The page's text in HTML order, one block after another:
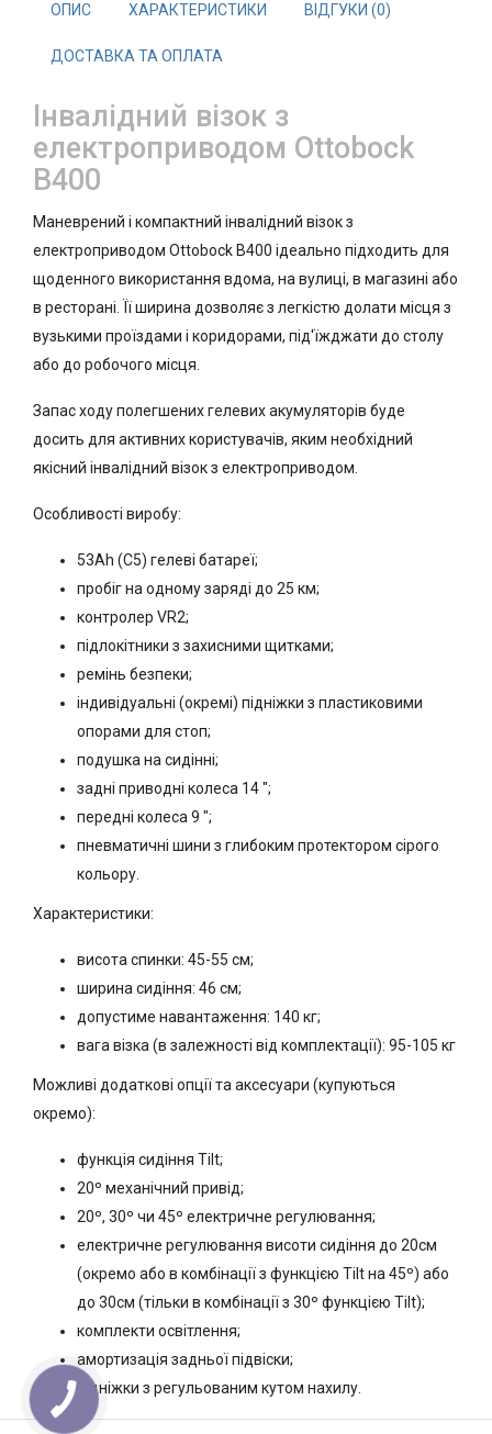
ОПИС ХАРАКТЕРИСТИКИ ВІДГУКИ (0)
ДОСТАВКА ТА ОПЛАТА
Інвалідний візок з
електроприводом Ottobock
B400
Маневрений і компактний інвалідний візок з
електроприводом Ottobock B400 ідеально підходить для
щоденного використання вдома, на вулиці, в магазині або
в ресторані. Її ширина дозволяє з легкістю долати місця з
вузькими проїздами і коридорами, під'їжджати до столу
або до робочого місця.
Запас ходу полегшених гелевих акумуляторів буде
досить для активних користувачів, яким необхідний
якісний інвалідний візок з електроприводом.
Особливості виробу:
53Ah (C5) гелеві батареї;
пробіг на одному заряді до 25 км;
контролер VR2;
підлокітники з захисними щитками;
ремінь безпеки;
індивідуальні (окремі) підніжки з пластиковими
опорами для стоп;
подушка на сидінні;
задні приводні колеса 14 ";
передні колеса 9 ";
пневматичні шини з глибоким протектором сірого
кольору.
Характеристики:
висота спинки: 45-55 см;
ширина сидіння: 46 см;
допустиме навантаження: 140 кг;
вага візка (в залежності від комплектації): 95-105 кг
Можливі додаткові опції та аксесуари (купуються
окремо):
функція сидіння Tilt;
20º механічний привід;
20º, 30º чи 45º електричне регулювання;
електричне регулювання висоти сидіння до 20см
(окремо або в комбінації з функцією Tilt на 45º) або
до 30см (тільки в комбінації з 30º функцією Tilt);
комплекти освітлення;
амортизація задньої підвіски;
підніжки з регульованим кутом нахилу.